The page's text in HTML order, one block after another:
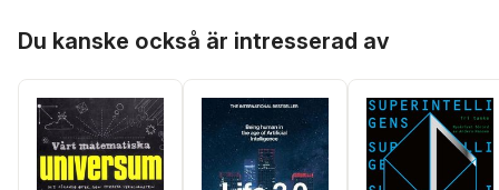
Du kanske också är intresserad av